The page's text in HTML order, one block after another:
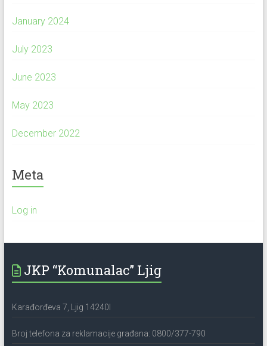
January 2024
July 2023
June 2023
May 2023
December 2022
Meta
Log in
JKP “Komunalac” Ljig
Karađorđeva 7, Ljig 14240l
Broj telefona za reklamacije građana: 0800/377-790